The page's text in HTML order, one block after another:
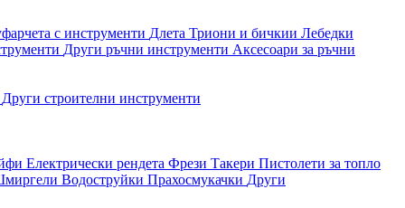
с инструменти Длета Триони и бичкии Лебедки
Други ръчни инструменти Аксесоари за ръчни
Други строителни инструменти
Електрически рендета Фрези Такери Пистолети за топло
Водоструйки Прахосмукачки Други